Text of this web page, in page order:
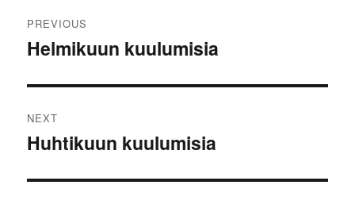
navigation
PREVIOUS
Previous
Helmikuun kuulumisia
NEXT
Next
Huhtikuun kuulumisia